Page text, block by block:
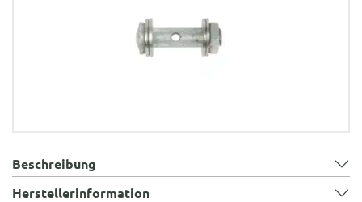
Beschreibung
Herstellerinformation